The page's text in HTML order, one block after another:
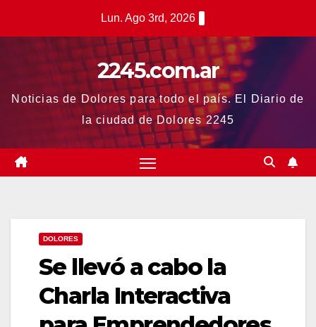
Lun. Ago 3rd, 2026
2245.com.ar
Noticias de Dolores para todo el país. El Diario de
la ciudad de Dolores 2245
DOLORES
Se llevó a cabo la
Charla Interactiva